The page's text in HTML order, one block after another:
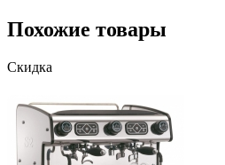
Похожие товары
Скидка